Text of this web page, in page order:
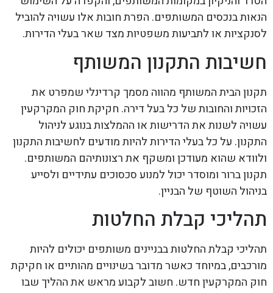
הנאות בנכסים המשותפים. הפרת חובות אלו עשויה להוביל
לסנקציות או לתביעות משפטיות מצד שאר בעלי הדירות.
חשיבות התקנון המשותף
תקנון הבית המשותף מהווה מסמך קרדינלי שמפרט את
הזכויות והחובות של כל בעל דירה. חקיקת חוק המקרקעין
עשויה לשנות את הדרישות או ההמלצות בנוגע לניהול
התקנון. על כל בעלי הדירות להיות מודעים לחשיבות התקנון
ולוודא שהוא מעודכן ומשקף את רצונותיהם המשותפים.
תקנון ברור ומוסדר יכול למנוע סכסוכים עתידיים ולסייע
בניהול השוטף של הבניין.
תהליכי קבלת החלטות
תהליכי קבלת החלטות בבניינים משותפים יכולים להיות
מורכבים, במיוחד כאשר מדובר בשינויים מהותיים או חקיקת
חוק המקרקעין חדש. חשוב לקבוע מראש את ההליך שבו